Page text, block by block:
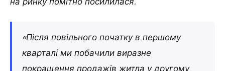
«Після повільного початку в першому
кварталі ми побачили виразне
покращення продажів житла у другому